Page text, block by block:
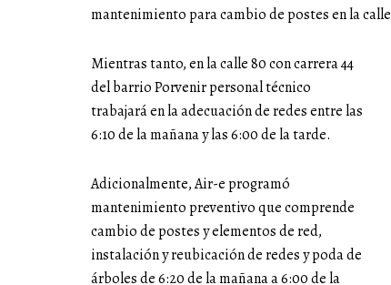
mantenimiento para cambio de postes en la
Mientras tanto, en la calle 80 con carrera 44
del barrio Porvenir personal técnico
trabajará en la adecuación de redes entre las
6:10 de la mañana y las 6:00 de la tarde.
Adicionalmente, Air-e programó
mantenimiento preventivo que comprende
cambio de postes y elementos de red,
instalación y reubicación de redes y poda de
árboles de 6:20 de la mañana a 6:00 de la